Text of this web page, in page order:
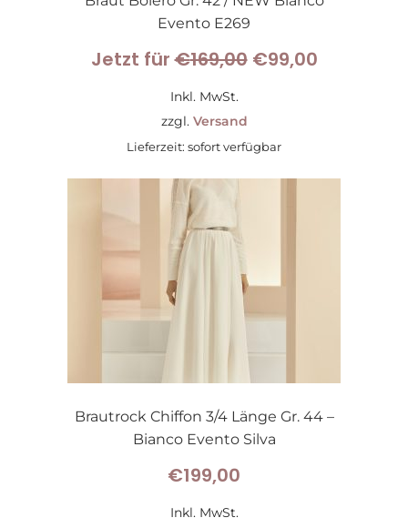
Evento E269
Jetzt für€169,00 Ursprünglicher
€169,00
€99,00Aktueller
Inkl. MwSt.
zzgl. Versand
Lieferzeit: sofort verfügbar
Brautrock Chiffon 3/4 Länge Gr. 44 –
Bianco Evento Silva
€199,00
Inkl. MwSt.